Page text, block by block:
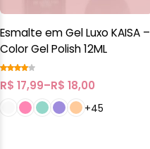
Esmalte em Gel Luxo KAISA –
Color Gel Polish 12ML
R$ 17,99–R$ 18,00
+45